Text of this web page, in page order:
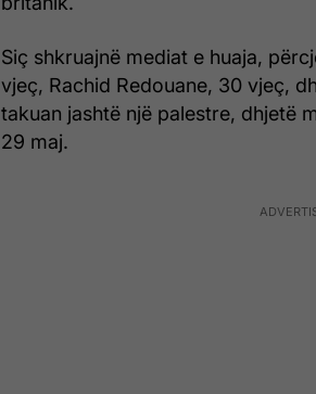
Siç shkruajnë mediat e huaja,
vjeç, Rachid Redouane, 30 vjeç,
takuan jashtë një palestre, dhjetë
29 maj.